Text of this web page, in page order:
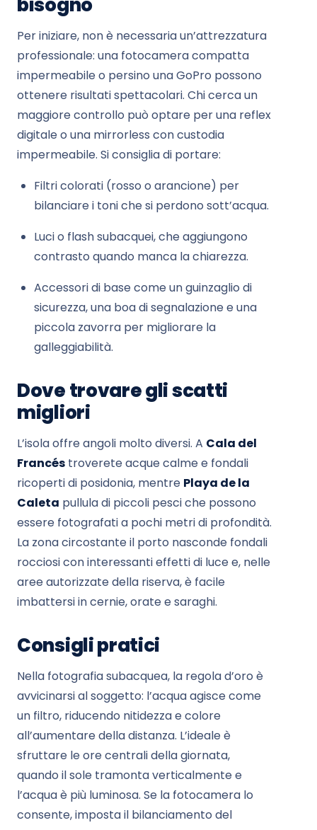
Per iniziare, non è necessaria un’attrezzatura
professionale: una fotocamera compatta
impermeabile o persino una GoPro possono
ottenere risultati spettacolari. Chi cerca un
maggiore controllo può optare per una reflex
digitale o una mirrorless con custodia
impermeabile. Si consiglia di portare:
Filtri colorati (rosso o arancione) per
bilanciare i toni che si perdono sott’acqua.
Luci o flash subacquei, che aggiungono
contrasto quando manca la chiarezza.
Accessori di base come un guinzaglio di
sicurezza, una boa di segnalazione e una
piccola zavorra per migliorare la
galleggiabilità.
Dove trovare gli scatti
migliori
L’isola offre angoli molto diversi. A Cala del
Francés troverete acque calme e fondali
ricoperti di posidonia, mentre Playa de la
Caleta pullula di piccoli pesci che possono
essere fotografati a pochi metri di profondità.
La zona circostante il porto nasconde fondali
rocciosi con interessanti effetti di luce e, nelle
aree autorizzate della riserva, è facile
imbattersi in cernie, orate e saraghi.
Consigli pratici
Nella fotografia subacquea, la regola d’oro è
avvicinarsi al soggetto: l’acqua agisce come
un filtro, riducendo nitidezza e colore
all’aumentare della distanza. L’ideale è
sfruttare le ore centrali della giornata,
quando il sole tramonta verticalmente e
l’acqua è più luminosa. Se la fotocamera lo
consente, imposta il bilanciamento del